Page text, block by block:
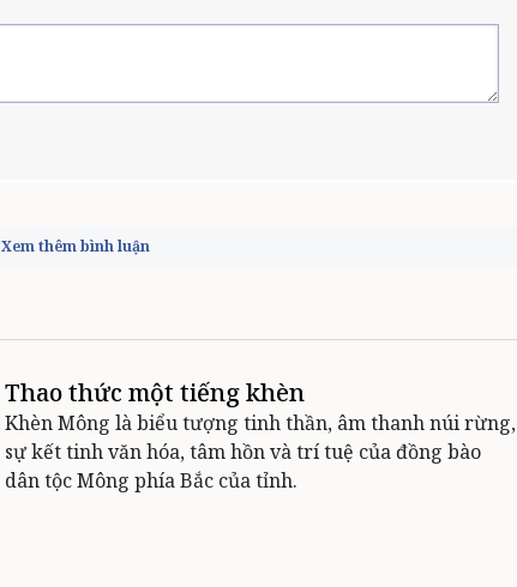
Xem thêm bình luận
Thao thức một tiếng khèn
Khèn Mông là biểu tượng tinh thần, âm thanh núi rừng,
sự kết tinh văn hóa, tâm hồn và trí tuệ của đồng bào
dân tộc Mông phía Bắc của tỉnh.